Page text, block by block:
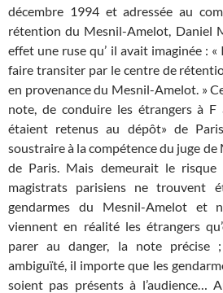
décembre 1994 et adressée au
rétention du Mesnil-Amelot, Daniel
effet une ruse qu’ il avait imaginée : «
faire transiter par le centre de
en provenance du Mesnil-Amelot. »
note, de conduire les étrangers à F
étaient retenus au dépôt» de
soustraire à la compétence du juge
de Paris. Mais demeurait le
magistrats parisiens ne trouvent
gendarmes du Mesnil-Amelot et
viennent en réalité les étrangers
parer au danger, la note précise
ambiguïté, il importe que les
soient pas présents à l’audience…